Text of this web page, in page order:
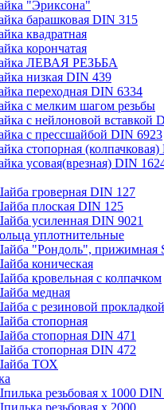
"Эриксона"
барашковая DIN 315
квадратная
корончатая
ЛЕВАЯ РЕЗЬБА
низкая DIN 439
переходная DIN 6334
с мелким шагом резьбы
с нейлоновой вставкой
с прессшайбой DIN 6923
стопорная
усовая(врезная) DIN
гроверная DIN 127
плоская DIN 125
усиленная DIN 9021
уплотнительные
"Рондоль", прижимная
коническая
кровельная с колпачком
медная
с резиновой прокладкой
стопорная
стопорная DIN 471
стопорная DIN 472
ТОХ
резьбовая х 1000
резьбовая х 2000